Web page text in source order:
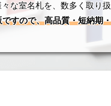
な室名札を、数多く取り扱
すので、高品質・短納期